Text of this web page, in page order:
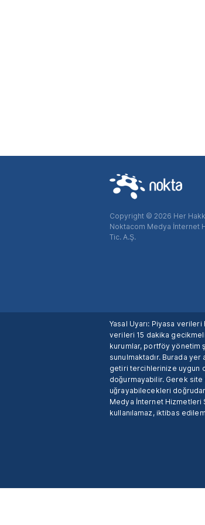
Copyright © 2026 Her Hakkı
Noktacom Medya İnternet
Tic. A.Ş.
Yasal Uyarı: Piyasa
verileri 15 dakika
kurumlar, portföy yönetim
sunulmaktadır. Burada
getiri tercihlerinize uygun
doğurmayabilir. Gerek site
uğrayabilecekleri
Medya İnternet Hizmetleri
kullanılamaz, iktibas